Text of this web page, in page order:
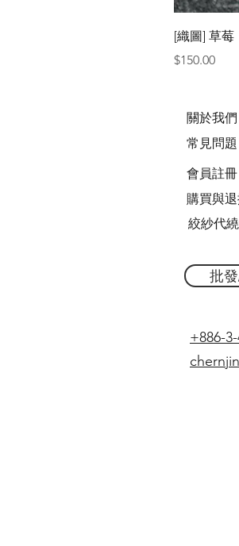
[織圖] 草莓
價格
$150.00
關於我們
常見問題
會員註
購買與
絞紗代
批
+886-